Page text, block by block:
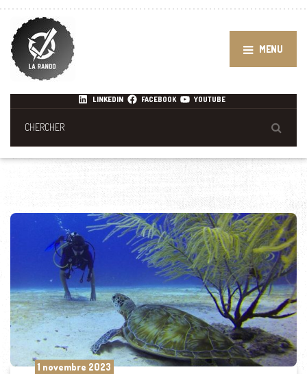
MENU
LINKEDIN FACEBOOK YOUTUBE
1 novembre 2023